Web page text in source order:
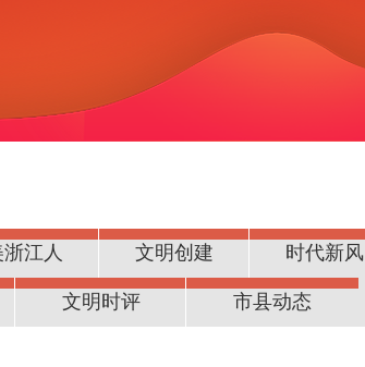
江人 文明创建 时代新风
文明时评 市县动态